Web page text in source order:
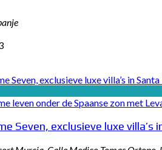
leven onder de Spaanse zon met
Seven, exclusieve luxe